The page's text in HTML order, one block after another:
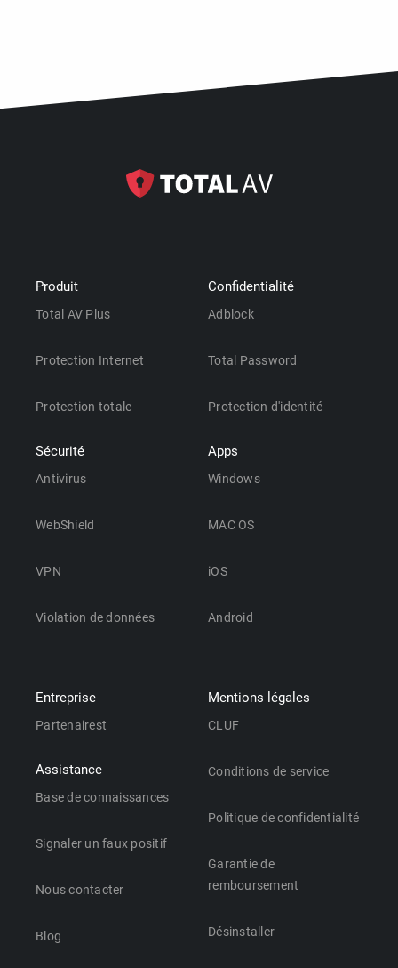
Produit
Total AV Plus
Protection Internet
Protection totale
Sécurité
Antivirus
WebShield
VPN
Violation de données
Confidentialité
Adblock
Total Password
Protection d'identité
Apps
Windows
MAC OS
iOS
Android
Entreprise
Partenairest
Assistance
Base de connaissances
Signaler un faux positif
Nous contacter
Blog
Mentions légales
CLUF
Conditions de service
Politique de confidentialité
Garantie de
remboursement
Désinstaller